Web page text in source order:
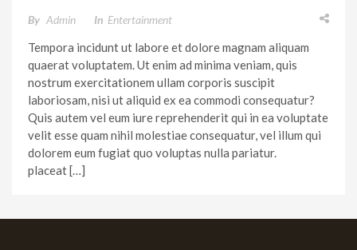
By Admin In Entertainment
Tempora incidunt ut labore et dolore magnam aliquam
quaerat voluptatem. Ut enim ad minima veniam, quis
nostrum exercitationem ullam corporis suscipit
laboriosam, nisi ut aliquid ex ea commodi consequatur?
Quis autem vel eum iure reprehenderit qui in ea voluptate
velit esse quam nihil molestiae consequatur, vel illum qui
dolorem eum fugiat quo voluptas nulla pariatur.
placeat […]